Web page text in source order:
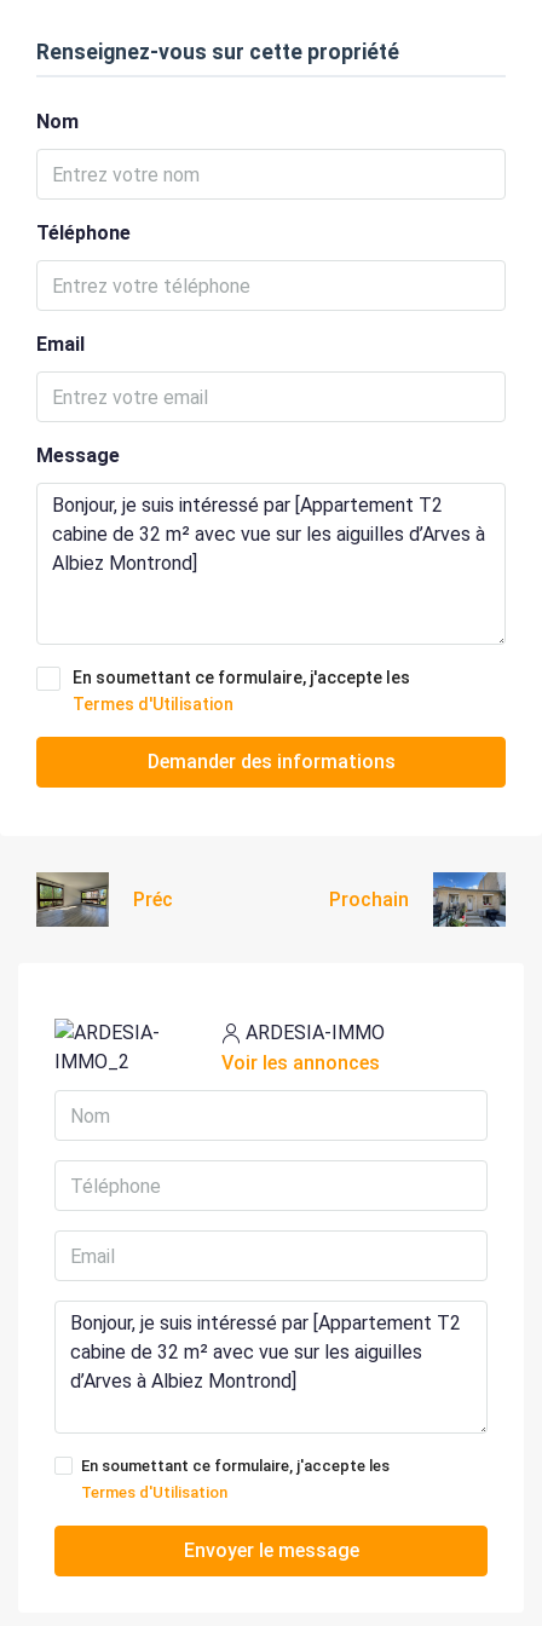
Renseignez-vous sur cette propriété
Nom
Téléphone
Email
Message
En soumettant ce formulaire, j'accepte les
Termes d'Utilisation
Demander des informations
Préc Prochain
ARDESIA-IMMO
Voir les annonces
En soumettant ce formulaire, j'accepte les
Termes d'Utilisation
Envoyer le message